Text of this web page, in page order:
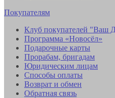
Покупателям
Клуб покупателей "Ваш
Программа «Новосёл»
Подарочные карты
Прорабам, бригадам
Юридическим лицам
Способы оплаты
Возврат и обмен
Обратная связь